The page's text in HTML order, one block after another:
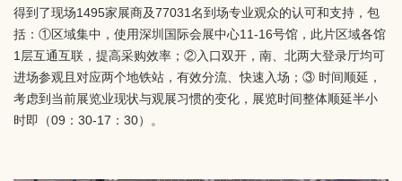
得到了现场1495家展商及77031名到场专业观众的认可和支持，包
括：①区域集中，使用深圳国际会展中心11-16号馆，此片区域各馆
1层互通互联，提高采购效率；②入口双开，南、北两大登录厅均可
进场参观且对应两个地铁站，有效分流、快速入场；③ 时间顺延，
考虑到当前展览业现状与观展习惯的变化，展览时间整体顺延半小
时即（09：30-17：30）。